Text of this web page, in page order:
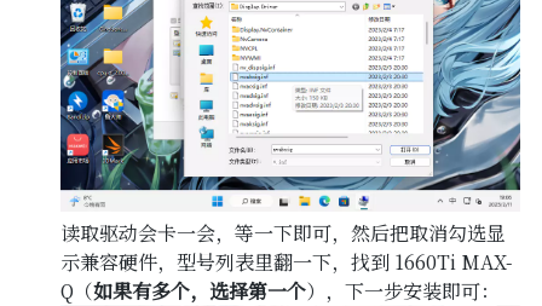
读取驱动会卡一会，等一下即可，然后把取消勾选显
示兼容硬件，型号列表里翻一下，找到 1660Ti MAX-
Q（如果有多个，选择第一个），下一步安装即可：